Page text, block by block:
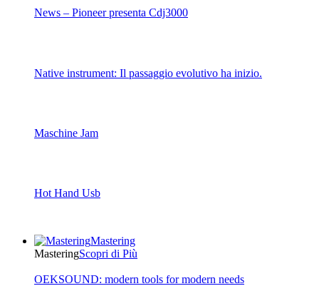
News – Pioneer presenta Cdj3000
Native instrument: Il passaggio evolutivo ha inizio.
Maschine Jam
Hot Hand Usb
Mastering
MasteringScopri di Più
OEKSOUND: modern tools for modern needs